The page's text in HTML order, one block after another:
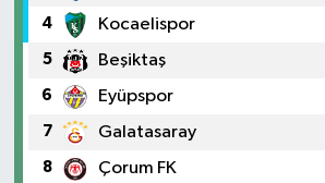
4 Kocaelispor
5 Beşiktaş
6 Eyüpspor
7 Galatasaray
8 Çorum FK